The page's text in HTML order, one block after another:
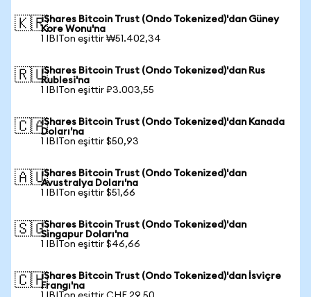
🇰🇷iShares Bitcoin Trust (Ondo Tokenized)'dan Güney
Kore Wonu'na
1 IBITon eşittir ₩51.402,34
🇷🇺iShares Bitcoin Trust (Ondo Tokenized)'dan Rus
Rublesi'na
1 IBITon eşittir ₽3.003,55
🇨🇦iShares Bitcoin Trust (Ondo Tokenized)'dan Kanada
Doları'na
1 IBITon eşittir $50,93
🇦🇺iShares Bitcoin Trust (Ondo Tokenized)'dan
Avustralya Doları'na
1 IBITon eşittir $51,66
🇸🇬iShares Bitcoin Trust (Ondo Tokenized)'dan
Singapur Doları'na
1 IBITon eşittir $46,66
🇨🇭iShares Bitcoin Trust (Ondo Tokenized)'dan İsviçre
Frangı'na